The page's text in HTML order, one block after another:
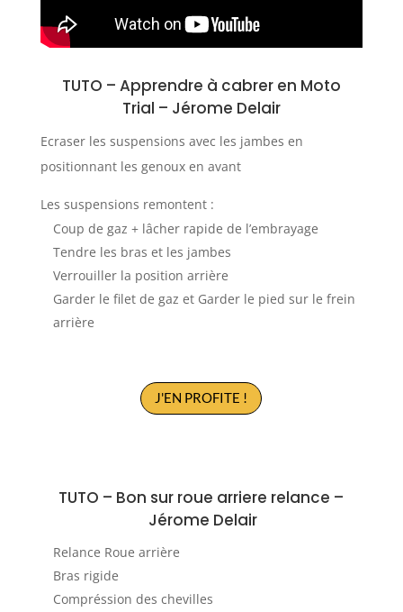
TUTO – Apprendre à cabrer en Moto
Trial – Jérome Delair
Ecraser les suspensions avec les jambes en
positionnant les genoux en avant
Les suspensions remontent :
Coup de gaz + lâcher rapide de l’embrayage
Tendre les bras et les jambes
Verrouiller la position arrière
Garder le filet de gaz et Garder le pied sur le frein
arrière
J'EN PROFITE !
TUTO – Bon sur roue arriere relance –
Jérome Delair
Relance Roue arrière
Bras rigide
Compréssion des chevilles